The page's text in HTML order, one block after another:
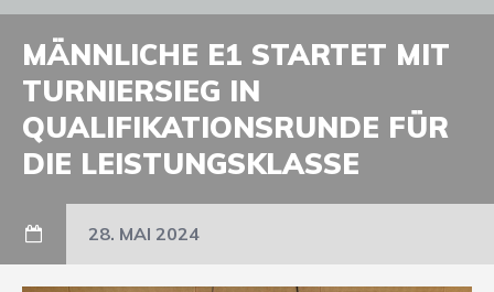
MÄNNLICHE E1 STARTET MIT
TURNIERSIEG IN
QUALIFIKATIONSRUNDE FÜR
DIE LEISTUNGSKLASSE
28. MAI 2024